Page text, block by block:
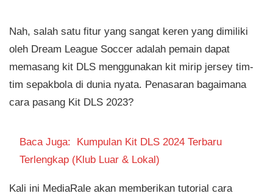
Nah, salah satu fitur yang sangat keren yang dimiliki
oleh Dream League Soccer adalah pemain dapat
memasang kit DLS menggunakan kit mirip jersey tim-
tim sepakbola di dunia nyata. Penasaran bagaimana
cara pasang Kit DLS 2023?
Baca Juga: Kumpulan Kit DLS 2024 Terbaru
Terlengkap (Klub Luar & Lokal)
Kali ini MediaRale akan memberikan tutorial cara